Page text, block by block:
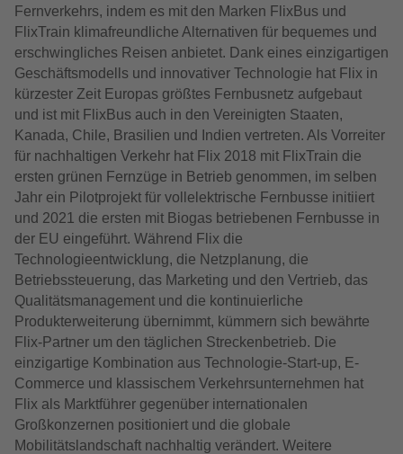
Fernverkehrs, indem es mit den Marken FlixBus und
FlixTrain klimafreundliche Alternativen für bequemes und
erschwingliches Reisen anbietet. Dank eines einzigartigen
Geschäftsmodells und innovativer Technologie hat Flix in
kürzester Zeit Europas größtes Fernbusnetz aufgebaut
und ist mit FlixBus auch in den Vereinigten Staaten,
Kanada, Chile, Brasilien und Indien vertreten. Als Vorreiter
für nachhaltigen Verkehr hat Flix 2018 mit FlixTrain die
ersten grünen Fernzüge in Betrieb genommen, im selben
Jahr ein Pilotprojekt für vollelektrische Fernbusse initiiert
und 2021 die ersten mit Biogas betriebenen Fernbusse in
der EU eingeführt. Während Flix die
Technologieentwicklung, die Netzplanung, die
Betriebssteuerung, das Marketing und den Vertrieb, das
Qualitätsmanagement und die kontinuierliche
Produkterweiterung übernimmt, kümmern sich bewährte
Flix-Partner um den täglichen Streckenbetrieb. Die
einzigartige Kombination aus Technologie-Start-up, E-
Commerce und klassischem Verkehrsunternehmen hat
Flix als Marktführer gegenüber internationalen
Großkonzernen positioniert und die globale
Mobilitätslandschaft nachhaltig verändert. Weitere